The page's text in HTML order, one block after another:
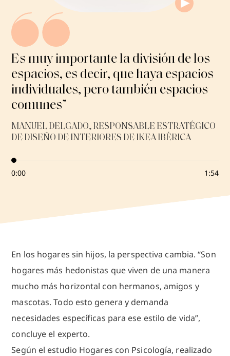
R
d
u
c
i
r
a
u
s
Es muy importante la división de los
espacios, es decir, que haya espacios
individuales, pero también espacios
comunes”
MANUEL DELGADO, RESPONSABLE ESTRATÉGICO
DE DISEÑO DE INTERIORES DE IKEA IBÉRICA
0:00 1:54
En los hogares sin hijos, la perspectiva cambia. “Son
hogares más hedonistas que viven de una manera
mucho más horizontal con hermanos, amigos y
mascotas. Todo esto genera y demanda
necesidades específicas para ese estilo de vida”,
concluye el experto.
Según el estudio Hogares con Psicología, realizado